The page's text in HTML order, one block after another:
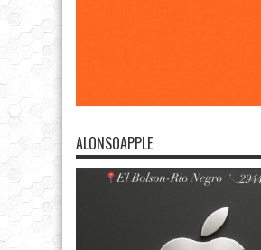
ALONSOAPPLE